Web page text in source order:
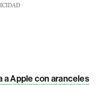
a Apple con aranceles